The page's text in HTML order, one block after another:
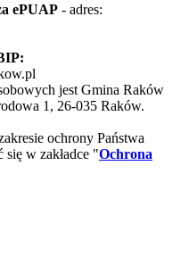
ePUAP - adres:
jest Gmina Raków
1, 26-035 Raków.
ochrony Państwa
się w zakładce "Ochrona